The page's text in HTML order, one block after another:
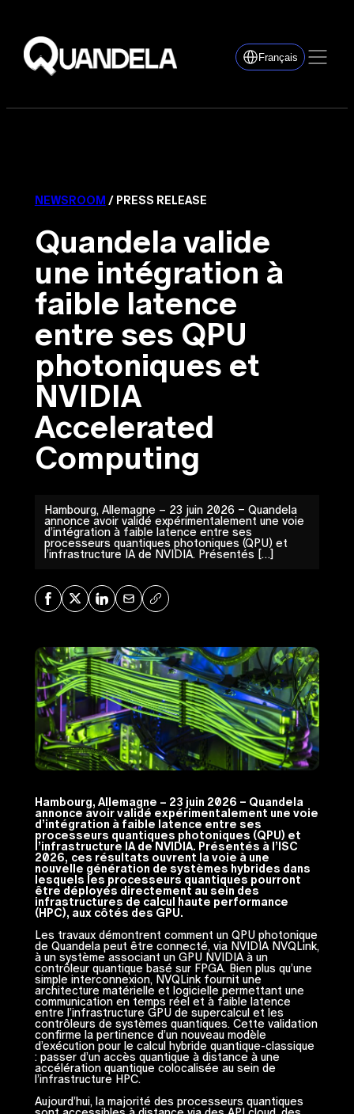
Français
NEWSROOM / PRESS RELEASE
Quandela valide
une intégration à
faible latence
entre ses QPU
photoniques et
NVIDIA
Accelerated
Computing
Hambourg, Allemagne – 23 juin 2026 – Quandela
annonce avoir validé expérimentalement une voie
d’intégration à faible latence entre ses
processeurs quantiques photoniques (QPU) et
l’infrastructure IA de NVIDIA. Présentés […]
Share on Facebook
Share on XShare on LinkedIn
Share via Mail
Copy URL
Hambourg, Allemagne – 23 juin 2026 – Quandela
annonce avoir validé expérimentalement une voie
d’intégration à faible latence entre ses
processeurs quantiques photoniques (QPU) et
l’infrastructure IA de NVIDIA. Présentés à l’ISC
2026, ces résultats ouvrent la voie à une
nouvelle génération de systèmes hybrides dans
lesquels les processeurs quantiques pourront
être déployés directement au sein des
infrastructures de calcul haute performance
(HPC), aux côtés des GPU.
Les travaux démontrent comment un QPU photonique
de Quandela peut être connecté, via NVIDIA NVQLink,
à un système associant un GPU NVIDIA à un
contrôleur quantique basé sur FPGA. Bien plus qu’une
simple interconnexion, NVQLink fournit une
architecture matérielle et logicielle permettant une
communication en temps réel et à faible latence
entre l’infrastructure GPU de supercalcul et les
contrôleurs de systèmes quantiques. Cette validation
confirme la pertinence d’un nouveau modèle
d’exécution pour le calcul hybride quantique-classique
: passer d’un accès quantique à distance à une
accélération quantique colocalisée au sein de
l’infrastructure HPC.
Aujourd’hui, la majorité des processeurs quantiques